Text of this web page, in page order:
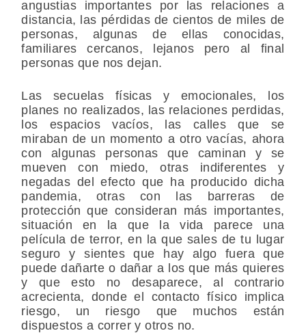
angustias importantes por las relaciones a
distancia, las pérdidas de cientos de miles de
personas, algunas de ellas conocidas,
familiares cercanos, lejanos pero al final
personas que nos dejan.
Las secuelas físicas y emocionales, los
planes no realizados, las relaciones perdidas,
los espacios vacíos, las calles que se
miraban de un momento a otro vacías, ahora
con algunas personas que caminan y se
mueven con miedo, otras indiferentes y
negadas del efecto que ha producido dicha
pandemia, otras con las barreras de
protección que consideran más importantes,
situación en la que la vida parece una
película de terror, en la que sales de tu lugar
seguro y sientes que hay algo fuera que
puede dañarte o dañar a los que más quieres
y que esto no desaparece, al contrario
acrecienta, donde el contacto físico implica
riesgo, un riesgo que muchos están
dispuestos a correr y otros no.